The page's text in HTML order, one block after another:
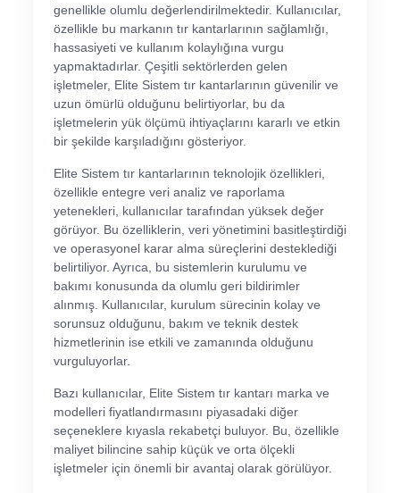
genellikle olumlu değerlendirilmektedir. Kullanıcılar,
özellikle bu markanın tır kantarlarının sağlamlığı,
hassasiyeti ve kullanım kolaylığına vurgu
yapmaktadırlar. Çeşitli sektörlerden gelen
işletmeler, Elite Sistem tır kantarlarının güvenilir ve
uzun ömürlü olduğunu belirtiyorlar, bu da
işletmelerin yük ölçümü ihtiyaçlarını kararlı ve etkin
bir şekilde karşıladığını gösteriyor.
Elite Sistem tır kantarlarının teknolojik özellikleri,
özellikle entegre veri analiz ve raporlama
yetenekleri, kullanıcılar tarafından yüksek değer
görüyor. Bu özelliklerin, veri yönetimini basitleştirdiği
ve operasyonel karar alma süreçlerini desteklediği
belirtiliyor. Ayrıca, bu sistemlerin kurulumu ve
bakımı konusunda da olumlu geri bildirimler
alınmış. Kullanıcılar, kurulum sürecinin kolay ve
sorunsuz olduğunu, bakım ve teknik destek
hizmetlerinin ise etkili ve zamanında olduğunu
vurguluyorlar.
Bazı kullanıcılar, Elite Sistem tır kantarı marka ve
modelleri fiyatlandırmasını piyasadaki diğer
seçeneklere kıyasla rekabetçi buluyor. Bu, özellikle
maliyet bilincine sahip küçük ve orta ölçekli
işletmeler için önemli bir avantaj olarak görülüyor.